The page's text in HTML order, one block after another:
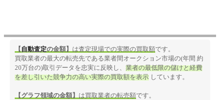
【 自動査定の金額】 は査定現場での実際の買取額です。
買取業者の最大の転売先である業者間オークション市場の(年間 約
20万台の)取引データを忠実に反映し、 業者の最低限の儲けと経費
を差し引いた競争力の高い実際の買取額を表示 しています。
【グラフ領域の金額】 は買取業者の転売額です。